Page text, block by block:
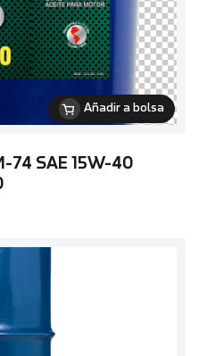
Añadir a bolsa
74 SAE 15W-40